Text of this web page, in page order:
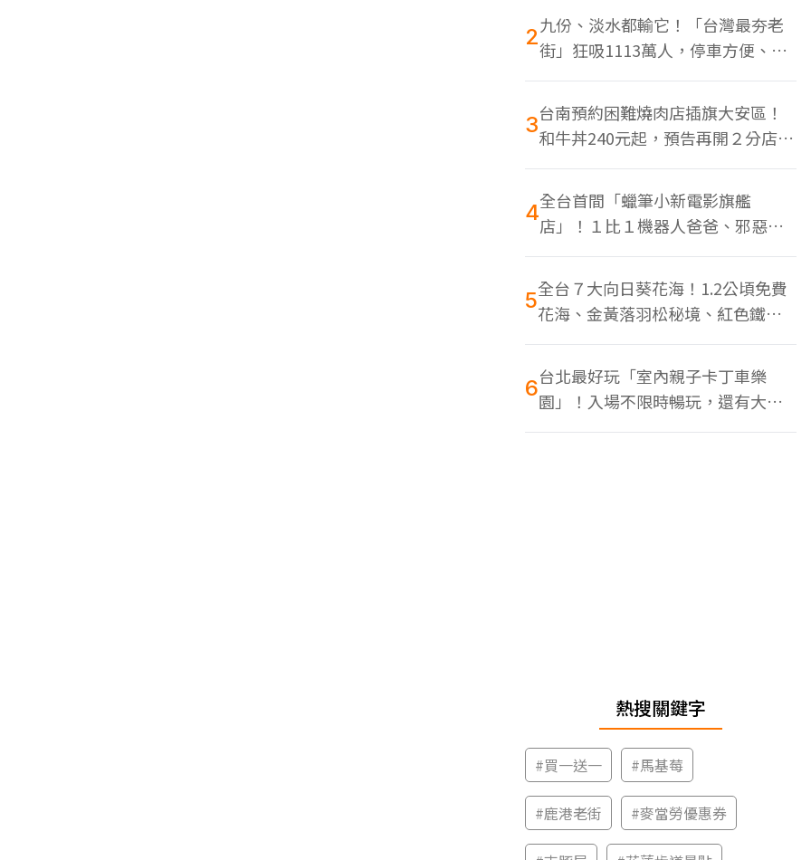
2九份、淡水都輸它！「台灣最夯老
街」狂吸1113萬人，停車方便、特
色美食多
3台南預約困難燒肉店插旗大安區！
和牛丼240元起，預告再開２分店、
地點曝光
4全台首間「蠟筆小新電影旗艦
店」！１比１機器人爸爸、邪惡正
男，百款周邊買翻
5全台７大向日葵花海！1.2公頃免費
花海、金黃落羽松秘境、紅色鐵橋
同框
6台北最好玩「室內親子卡丁車樂
園」！入場不限時暢玩，還有大螢
幕Switch遊戲區
熱搜關鍵字
#買一送一 #馬基莓
#鹿港老街 #麥當勞優惠券